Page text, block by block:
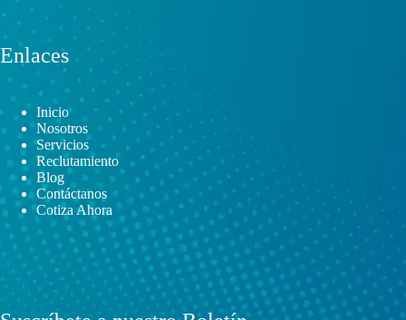
Enlaces
Inicio
Nosotros
Servicios
Reclutamiento
Blog
Contáctanos
Cotiza Ahora